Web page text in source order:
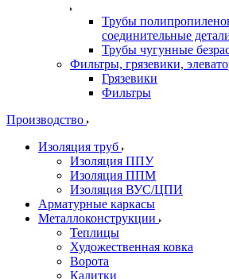
Трубы
соединительные
Трубы чугунные
Фильтры, грязевики,
Грязевики
Фильтры
Производство
Изоляция труб
Изоляция ППУ
Изоляция ППМ
Изоляция ВУС/ЦПИ
Арматурные каркасы
Металлоконструкции
Теплицы
Художественная ковка
Ворота
Калитки